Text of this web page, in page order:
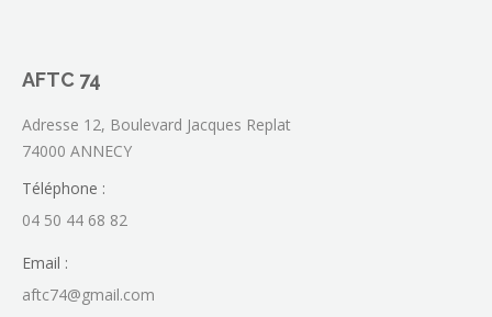
AFTC 74
Adresse 12, Boulevard Jacques Replat
74000 ANNECY
Téléphone :
04 50 44 68 82
Email :
aftc74@gmail.com